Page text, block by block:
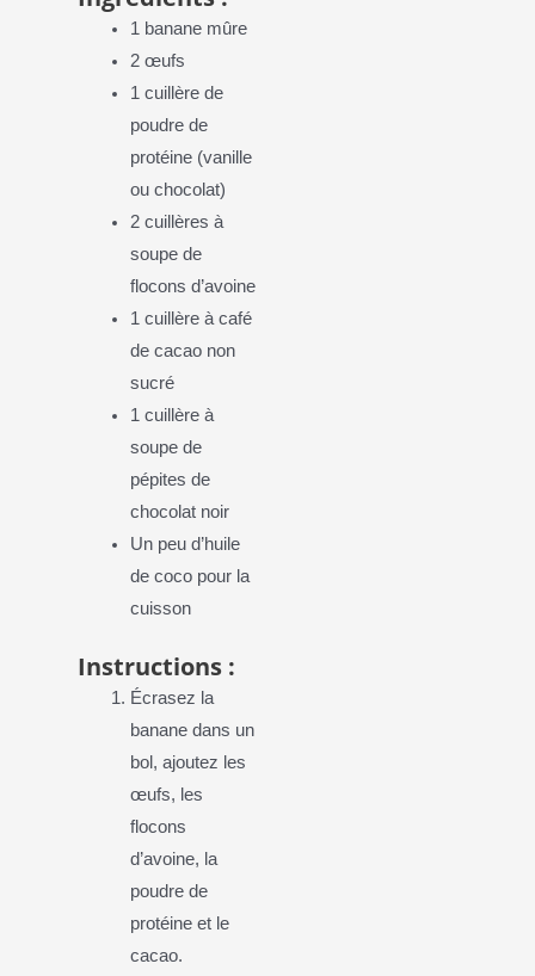
1 banane mûre
2 œufs
1 cuillère de
poudre de
protéine (vanille
ou chocolat)
2 cuillères à
soupe de
flocons d’avoine
1 cuillère à café
de cacao non
sucré
1 cuillère à
soupe de
pépites de
chocolat noir
Un peu d’huile
de coco pour la
cuisson
Instructions :
Écrasez la
banane dans un
bol, ajoutez les
œufs, les
flocons
d’avoine, la
poudre de
protéine et le
cacao.